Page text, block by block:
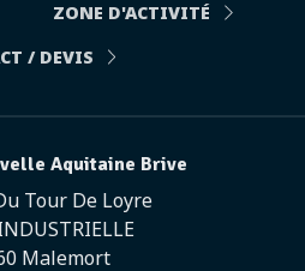
ZONE D'ACTIVITÉ
/ DEVIS
Aquitaine Brive
Tour De Loyre
Malemort